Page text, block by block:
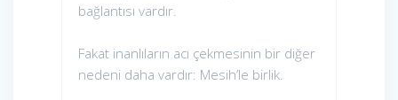
bağlantısı vardır.
Fakat inanlıların acı çekmesinin bir diğer
nedeni daha vardır: Mesih’le birlik.